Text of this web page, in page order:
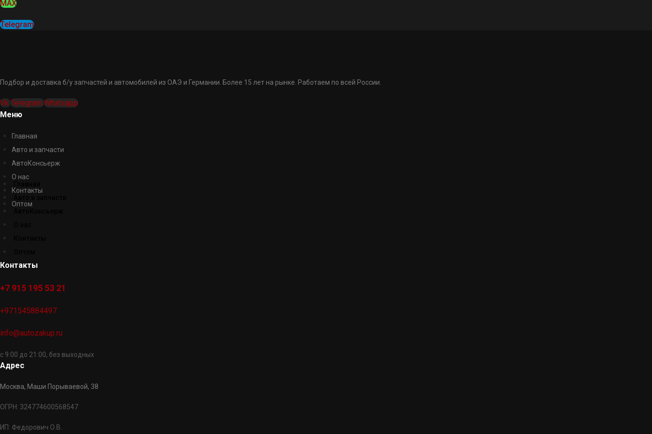
MAX
Telegram
Подбор и доставка б/у запчастей и автомобилей из ОАЭ и Германии. Более 15 лет на рынке. Работаем по всей России.
Vk Telegram Whatsapp
Меню
Главная
Авто и запчасти
АвтоКонсьерж
О нас
Контакты
Оптом
Контакты
+7 915 195 53 21
+971545884497
info@autozakup.ru
с 9:00 до 21:00, без выходных
Адрес
Москва, Маши Порываевой, 38
ОГРН: 324774600568547
ИП: Федорович О.В.